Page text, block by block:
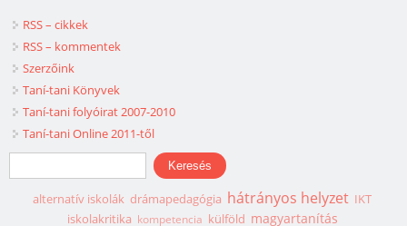
RSS – cikkek
RSS – kommentek
Szerzőink
Taní-tani Könyvek
Taní-tani folyóirat 2007-2010
Taní-tani Online 2011-től
Keresés űrlap
Keresés
alternatív iskolák drámapedagógia hátrányos helyzet IKT
iskolakritika kompetencia külföld magyartanítás